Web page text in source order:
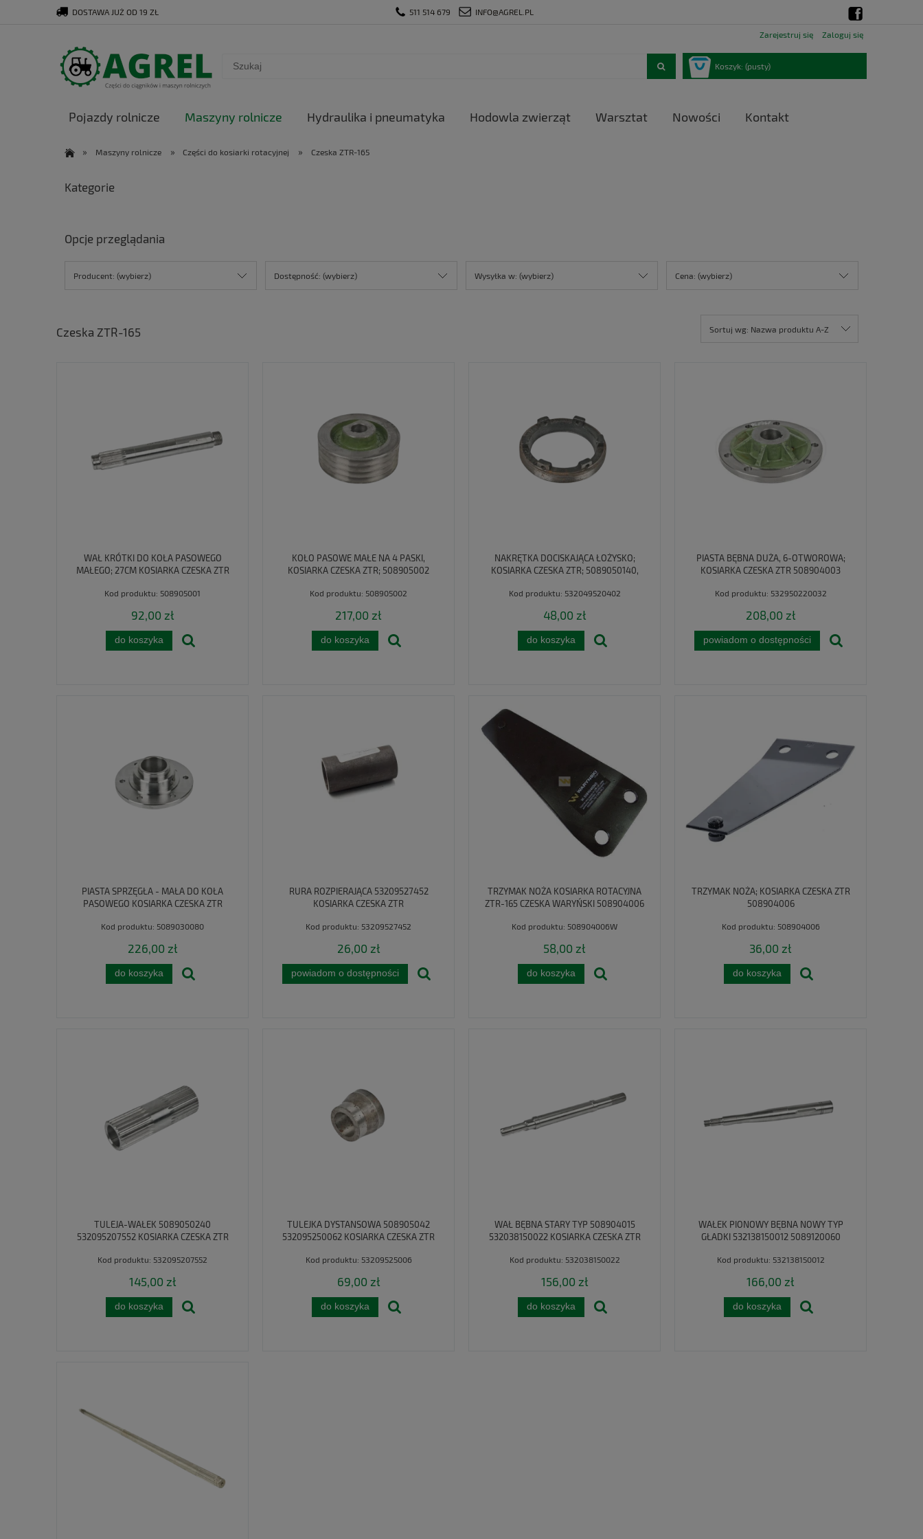
DOSTAWA JUŻ OD 19 ZŁ 511 514 679 INFO@AGREL.PL
Zarejestruj się Zaloguj się
Koszyk: (pusty)
Pojazdy rolnicze Maszyny rolnicze Hydraulika i pneumatyka Hodowla zwierząt Warsztat Nowości Kontakt
» Maszyny rolnicze » Części do kosiarki rotacyjnej » Czeska ZTR-165
Kategorie
Opcje przeglądania
Producent: (wybierz) Dostępność: (wybierz) Wysyłka w: (wybierz) Cena: (wybierz)
Czeska ZTR-165 Sortuj wg: Nazwa produktu A-Z
WAŁ KRÓTKI DO KOŁA PASOWEGO
MAŁEGO; 27CM KOSIARKA CZESKA ZTR
Kod produktu: 508905001
92,00 zł
do koszyka
KOŁO PASOWE MAŁE NA 4 PASKI,
KOSIARKA CZESKA ZTR; 508905002
Kod produktu: 508905002
217,00 zł
do koszyka
NAKRĘTKA DOCISKAJĄCA ŁOŻYSKO;
KOSIARKA CZESKA ZTR; 5089050140,
Kod produktu: 532049520402
48,00 zł
do koszyka
PIASTA BĘBNA DUŻA, 6-OTWOROWA;
KOSIARKA CZESKA ZTR 508904003
Kod produktu: 532950220032
208,00 zł
powiadom o dostępności
PIASTA SPRZĘGŁA - MAŁA DO KOŁA
PASOWEGO KOSIARKA CZESKA ZTR
Kod produktu: 5089030080
226,00 zł
do koszyka
RURA ROZPIERAJĄCA 53209527452
KOSIARKA CZESKA ZTR
Kod produktu: 53209527452
26,00 zł
powiadom o dostępności
TRZYMAK NOŻA KOSIARKA ROTACYJNA
ZTR-165 CZESKA WARYŃSKI 508904006
Kod produktu: 508904006W
58,00 zł
do koszyka
TRZYMAK NOŻA; KOSIARKA CZESKA ZTR
508904006
Kod produktu: 508904006
36,00 zł
do koszyka
TULEJA-WAŁEK 5089050240
532095207552 KOSIARKA CZESKA ZTR
Kod produktu: 532095207552
145,00 zł
do koszyka
TULEJKA DYSTANSOWA 508905042
532095250062 KOSIARKA CZESKA ZTR
Kod produktu: 53209525006
69,00 zł
do koszyka
WAŁ BĘBNA STARY TYP 508904015
532038150022 KOSIARKA CZESKA ZTR
Kod produktu: 532038150022
156,00 zł
do koszyka
WAŁEK PIONOWY BĘBNA NOWY TYP
GŁADKI 532138150012 5089120060
Kod produktu: 532138150012
166,00 zł
do koszyka